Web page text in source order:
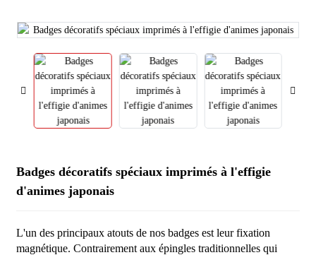
Badges décoratifs spéciaux imprimés à l'effigie
d'animes japonais
L'un des principaux atouts de nos badges est leur fixation
magnétique. Contrairement aux épingles traditionnelles qui